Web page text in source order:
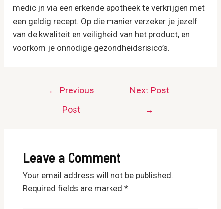
medicijn via een erkende apotheek te verkrijgen met
een geldig recept. Op die manier verzeker je jezelf
van de kwaliteit en veiligheid van het product, en
voorkom je onnodige gezondheidsrisico’s.
← Previous
Post
Next Post
→
Leave a Comment
Your email address will not be published.
Required fields are marked *